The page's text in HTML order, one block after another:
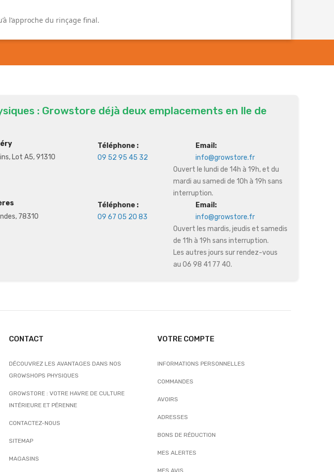
l’approche du rinçage final.
: Growstore déjà deux emplacements en Ile de
Lot A5, 91310
Téléphone :
09 52 95 45 32
Email:
info@growstore.fr
Ouvert le lundi de 14h à 19h, et du
mardi au samedi de 10h à 19h sans
interruption.
78310
Téléphone :
09 67 05 20 83
Email:
info@growstore.fr
Ouvert les mardis, jeudis et samedis
de 11h à 19h sans interruption.
Les autres jours sur rendez-vous
au 06 98 41 77 40.
CONTACT
DÉCOUVREZ LES AVANTAGES DANS NOS
GROWSHOPS PHYSIQUES
GROWSTORE : VOTRE HAVRE DE CULTURE
INTÉRIEURE ET PÉRENNE
CONTACTEZ-NOUS
SITEMAP
MAGASINS
VOTRE COMPTE
INFORMATIONS PERSONNELLES
COMMANDES
AVOIRS
ADRESSES
BONS DE RÉDUCTION
MES ALERTES